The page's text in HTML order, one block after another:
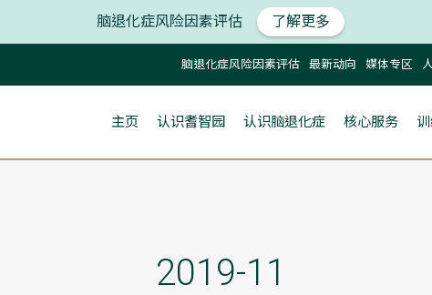
脑退化症风险因素评估 了解更多
脑退化症风险因素评估 最新动向 媒体专区
主页 认识耆智园 认识脑退化症 核心服务
2019-11